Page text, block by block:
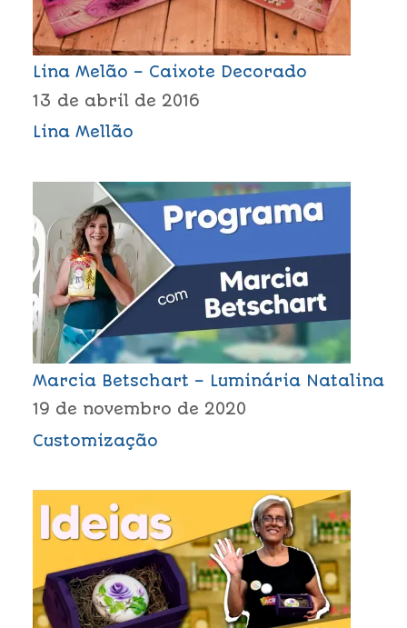
Lina Melão – Caixote Decorado
13 de abril de 2016
Lina Mellão
Marcia Betschart – Luminária Natalina
19 de novembro de 2020
Customização